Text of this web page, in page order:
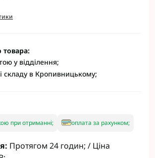
товара:
у відділення;
складу в Кропивницькому;
при отриманні; оплата за рахунком;
Протягом 24 годин; / Ціна